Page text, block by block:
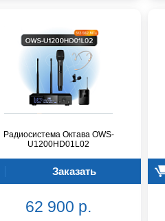
Радиосистема Октава OWS-
U1200HD01L02
Заказать
62 900 р.